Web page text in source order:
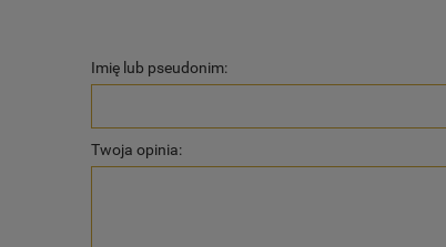
Imię lub pseudonim:
Twoja opinia: